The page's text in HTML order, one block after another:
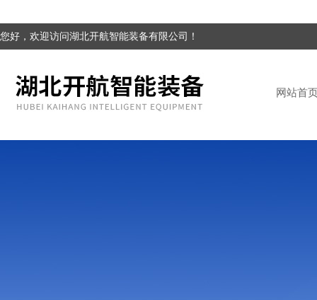
您好，欢迎访问湖北开航智能装备有限公司！
网站首